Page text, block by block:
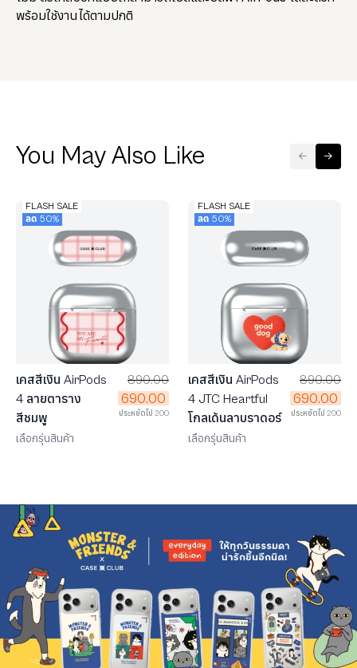
พร้อมใช้งานได้ตามปกติ
You May Also Like
FLASH SALE
ลด 50%
เคสสีเงิน AirPods
4 ลายตาราง
สีชมพู
890.00
690.00
ประหยัดไป 200
เลือกรุ่นสินค้า
FLASH SALE
ลด 50%
เคสสีเงิน AirPods
4 JTC Heartful
โกลเด้นลาบราดอร์
890.00
690.00
ประหยัดไป 200
เลือกรุ่นสินค้า